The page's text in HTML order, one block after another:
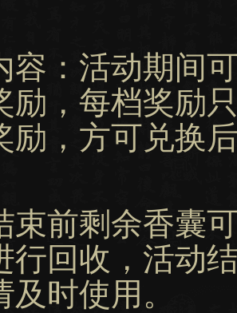
容：活动期间
励，每档奖励
励，方可兑换
束前剩余香囊
行回收，活动
及时使用。